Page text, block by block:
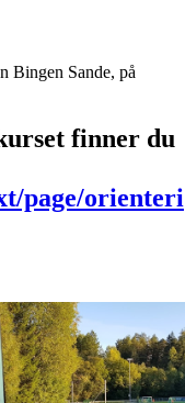
Bingen Sande, på
finner du
page/orienteri